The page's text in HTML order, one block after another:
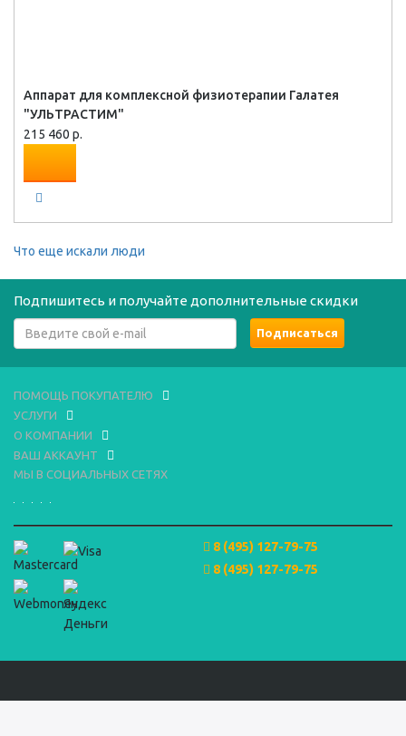
Аппарат для комплексной физиотерапии Галатея
"УЛЬТРАСТИМ"
215 460 р.
Что еще искали люди
Подпишитесь и получайте дополнительные скидки
ПОМОЩЬ ПОКУПАТЕЛЮ
УСЛУГИ
О КОМПАНИИ
ВАШ АККАУНТ
МЫ В СОЦИАЛЬНЫХ СЕТЯХ
8 (495) 127-79-75
8 (495) 127-79-75